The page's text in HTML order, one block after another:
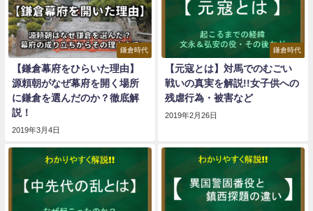
鎌倉時代
【鎌倉幕府をひらいた理由】
源頼朝がなぜ幕府を開く場所
に鎌倉を選んだのか？徹底解
説！
2019年3月4日
鎌倉時代
【元寇とは】対馬でのむごい
戦いの真実を解説!!女子供への
残虐行為・被害など
2019年2月26日